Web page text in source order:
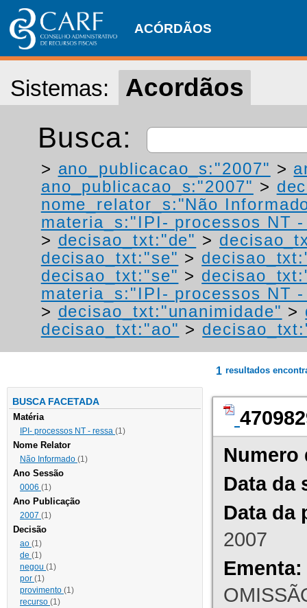
ACÓRDÃOS
Sistemas: Acordãos
Busca:
> ano_publicacao_s:"2007" >
ano_publicacao_s:"2007" >
nome_relator_s:"Não
materia_s:"IPI- processos NT
> decisao_txt:"de" >
decisao_txt:"se" >
decisao_txt:"se" >
materia_s:"IPI- processos NT
> decisao_txt:"unanimidade" >
decisao_txt:"ao" >
BUSCA FACETADA
Matéria
IPI- processos NT - ressa (1)
Nome Relator
Não Informado (1)
Ano Sessão
0006 (1)
Ano Publicação
2007 (1)
Decisão
ao (1)
de (1)
negou (1)
por (1)
provimento (1)
recurso (1)
1 resultados
Numero
Data da
Data da
2007
Ementa: